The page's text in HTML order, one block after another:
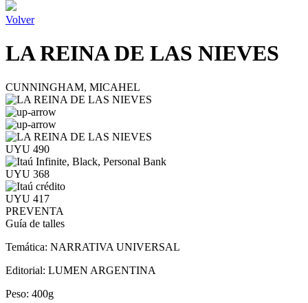
Volver
LA REINA DE LAS NIEVES
CUNNINGHAM, MICAHEL
UYU 490
UYU 368
UYU 417
PREVENTA
Guía de talles
Temática: NARRATIVA UNIVERSAL
Editorial: LUMEN ARGENTINA
Peso: 400g